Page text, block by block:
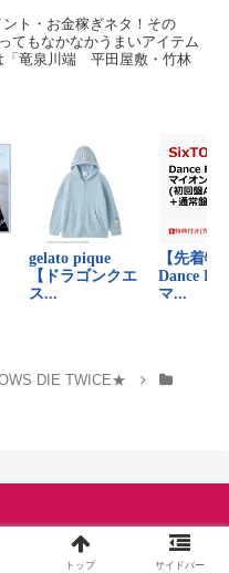
ト・お金稼ぎネタ！その
てもなかなかうまいアイテム
「竜泉川端 平田屋敷・竹林
DIE TWICE★
の伝説.
トップ サイドバー